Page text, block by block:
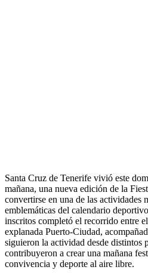
Santa Cruz de Tenerife vivió este
mañana, una nueva edición de la
convertirse en una de las actividades
emblemáticas del calendario
inscritos completó el recorrido entre
explanada Puerto-Ciudad,
siguieron la actividad desde distintos
contribuyeron a crear una mañana
convivencia y deporte al aire libre.